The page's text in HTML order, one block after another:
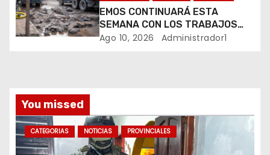
r
a
s
EMOS CONTINUARÁ ESTA
SEMANA CON LOS TRABAJOS
SOBRE CALLE ALVEAR
Ago 10, 2026 Administrador1
You missed
CATEGORIAS NOTICIAS PROVINCIALES